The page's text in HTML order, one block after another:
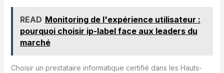
READ Monitoring de l'expérience utilisateur :
pourquoi choisir ip-label face aux leaders du
marché
Choisir un prestataire informatique certifié dans les Hauts-